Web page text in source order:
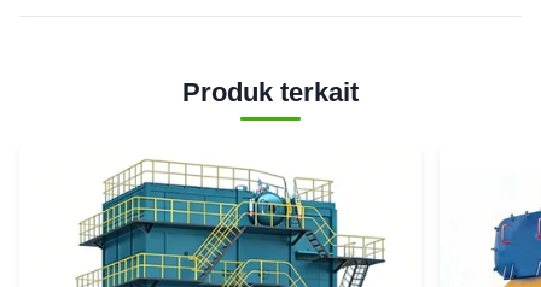
Produk terkait